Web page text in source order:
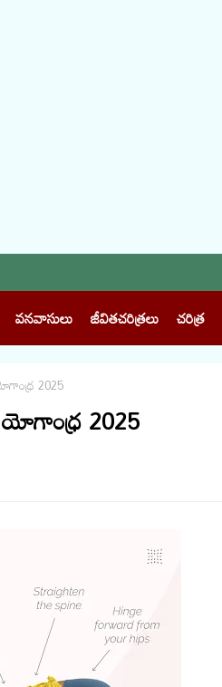
వనవాసులు జీవితచరిత్రలు చరిత్ర
2025
యోగాంధ్ర 2025